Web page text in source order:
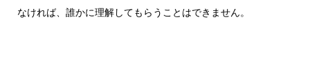
なければ、誰かに理解してもらうことはできません。